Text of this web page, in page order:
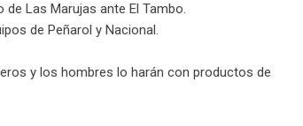
Las Marujas ante El Tambo.
de Peñarol y Nacional.
y los hombres lo harán con productos de